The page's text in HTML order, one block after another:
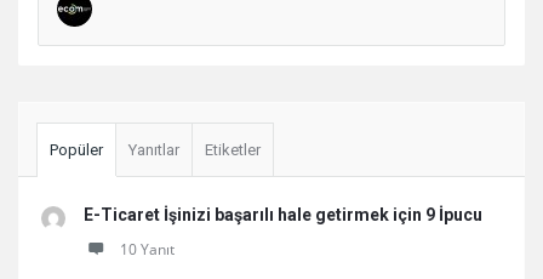
Sidebar
Popüler Yanıtlar Etiketler
E-Ticaret İşinizi başarılı hale getirmek için 9 İpucu
10 Yanıt